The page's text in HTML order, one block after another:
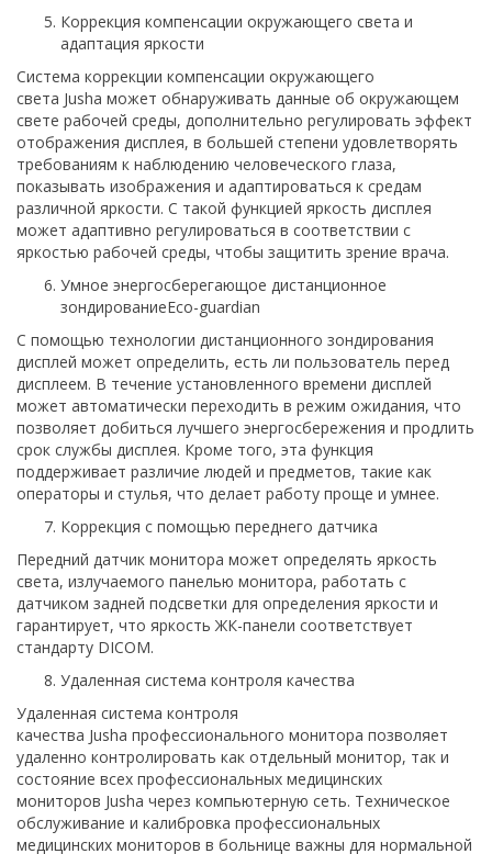
Коррекция компенсации окружающего света и
адаптация яркости
Система коррекции компенсации окружающего
света Jusha может обнаруживать данные об окружающем
свете рабочей среды, дополнительно регулировать эффект
отображения дисплея, в большей степени удовлетворять
требованиям к наблюдению человеческого глаза,
показывать изображения и адаптироваться к средам
различной яркости. С такой функцией яркость дисплея
может адаптивно регулироваться в соответствии с
яркостью рабочей среды, чтобы защитить зрение врача.
Умное энергосберегающое дистанционное
зондированиеEco-guardian
С помощью технологии дистанционного зондирования
дисплей может определить, есть ли пользователь перед
дисплеем. В течение установленного времени дисплей
может автоматически переходить в режим ожидания, что
позволяет добиться лучшего энергосбережения и продлить
срок службы дисплея. Кроме того, эта функция
поддерживает различие людей и предметов, такие как
операторы и стулья, что делает работу проще и умнее.
Коррекция с помощью переднего датчика
Передний датчик монитора может определять яркость
света, излучаемого панелью монитора, работать с
датчиком задней подсветки для определения яркости и
гарантирует, что яркость ЖК-панели соответствует
стандарту DICOM.
Удаленная система контроля качества
Удаленная система контроля
качества Jusha профессионального монитора позволяет
удаленно контролировать как отдельный монитор, так и
состояние всех профессиональных медицинских
мониторов Jusha через компьютерную сеть. Техническое
обслуживание и калибровка профессиональных
медицинских мониторов в больнице важны для нормальной